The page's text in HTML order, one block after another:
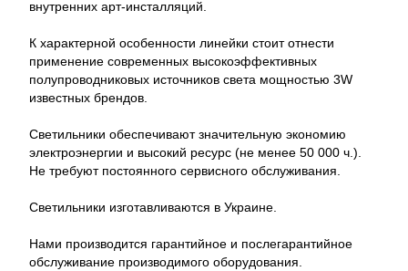
внутренних арт-инсталляций.
К характерной особенности линейки стоит отнести
применение современных высокоэффективных
полупроводниковых источников света мощностью 3W
известных брендов.
Светильники обеспечивают значительную экономию
электроэнергии и высокий ресурс (не менее 50 000 ч.).
Не требуют постоянного сервисного обслуживания.
Светильники изготавливаются в Украине.
Нами производится гарантийное и послегарантийное
обслуживание производимого оборудования.